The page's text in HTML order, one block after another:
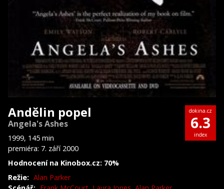
Andělin popel
Angela's Ashes
1999, 145 min
premiéra: 7. září 2000
Hodnocení na Kinobox.cz: 70%
dokina.cz
6.3
index
Režie: Alan Parker